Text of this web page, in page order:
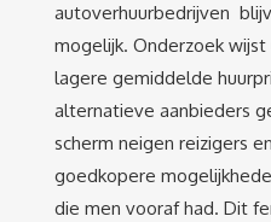
autoverhuurbedrijven
mogelijk. Onderzoek
lagere gemiddelde
alternatieve aanbieders
scherm neigen reizigers
goedkopere
die men vooraf had. Dit